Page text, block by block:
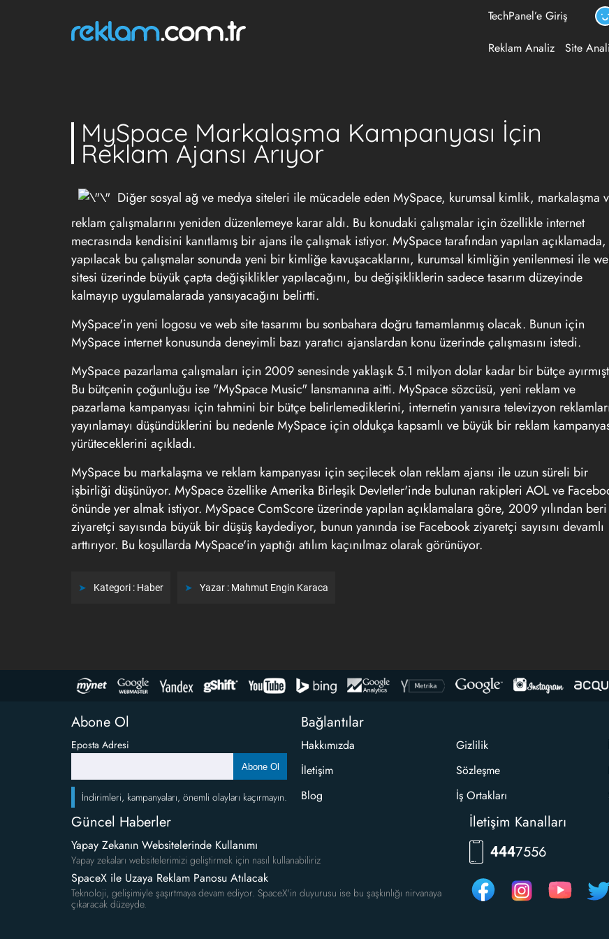
TechPanel’e Giriş
Reklam Analiz Site
MySpace Markalaşma Kampanyası İçin
Reklam Ajansı Arıyor
Diğer sosyal ağ ve medya siteleri ile mücadele eden MySpace, kurumsal kimlik, markalaşma
reklam çalışmalarını yeniden düzenlemeye karar aldı. Bu konudaki çalışmalar için özellikle internet
mecrasında kendisini kanıtlamış bir ajans ile çalışmak istiyor. MySpace tarafından yapılan açıklamada,
yapılacak bu çalışmalar sonunda yeni bir kimliğe kavuşacaklarını, kurumsal kimliğin yenilenmesi ile
sitesi üzerinde büyük çapta değişiklikler yapılacağını, bu değişikliklerin sadece tasarım düzeyinde
kalmayıp uygulamalarada yansıyacağını belirtti.
MySpace'in yeni logosu ve web site tasarımı bu sonbahara doğru tamamlanmış olacak. Bunun için
MySpace internet konusunda deneyimli bazı yaratıcı ajanslardan konu üzerinde çalışmasını istedi.
MySpace pazarlama çalışmaları için 2009 senesinde yaklaşık 5.1 milyon dolar kadar bir bütçe
Bu bütçenin çoğunluğu ise "MySpace Music" lansmanına aitti. MySpace sözcüsü, yeni reklam ve
pazarlama kampanyası için tahmini bir bütçe belirlemediklerini, internetin yanısıra televizyon
yayınlamayı düşündüklerini bu nedenle MySpace için oldukça kapsamlı ve büyük bir reklam
yürüteceklerini açıkladı.
MySpace bu markalaşma ve reklam kampanyası için seçilecek olan reklam ajansı ile uzun süreli bir
işbirliği düşünüyor. MySpace özellike Amerika Birleşik Devletler'inde bulunan rakipleri AOL ve
önünde yer almak istiyor. MySpace ComScore üzerinde yapılan açıklamalara göre, 2009 yılından beri
ziyaretçi sayısında büyük bir düşüş kaydediyor, bunun yanında ise Facebook ziyaretçi sayısını devamlı
arttırıyor. Bu koşullarda MySpace'in yaptığı atılım kaçınılmaz olarak görünüyor.
Kategori : Haber Yazar : Mahmut Engin Karaca
Abone Ol
Eposta Adresi
Abone Ol
İndirimleri, kampanyaları, önemli olayları kaçırmayın.
Güncel Haberler
Yapay Zekanın Websitelerinde Kullanımı
Yapay zekaları websitelerimizi geliştirmek için nasıl kullanabiliriz
SpaceX ile Uzaya Reklam Panosu Atılacak
Teknoloji, gelişimiyle şaşırtmaya devam ediyor. SpaceX'in duyurusu ise bu şaşkınlığı nirvanaya
çıkaracak düzeyde.
Bağlantılar
Hakkımızda
İletişim
Blog
Gizlilik
Sözleşme
İş Ortakları
İletişim Kanalları
4447556